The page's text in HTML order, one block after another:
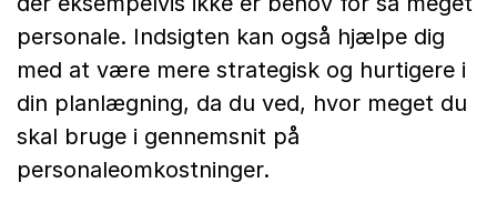
personale. Indsigten kan også hjælpe dig
med at være mere strategisk og hurtigere i
din planlægning, da du ved, hvor meget du
skal bruge i gennemsnit på
personaleomkostninger.